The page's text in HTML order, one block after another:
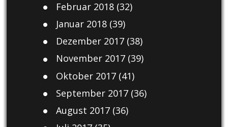
Februar 2018(32)
Januar 2018(39)
Dezember 2017(38)
November 2017(39)
Oktober 2017(41)
September 2017(36)
August 2017(36)